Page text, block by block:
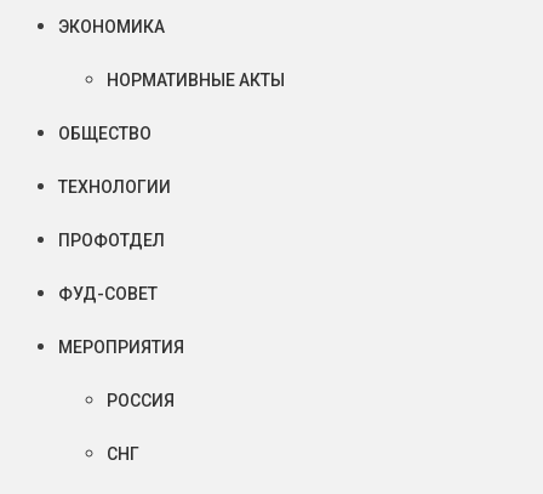
ЭКОНОМИКА
НОРМАТИВНЫЕ АКТЫ
ОБЩЕСТВО
ТЕХНОЛОГИИ
ПРОФОТДЕЛ
ФУД-СОВЕТ
МЕРОПРИЯТИЯ
РОССИЯ
СНГ